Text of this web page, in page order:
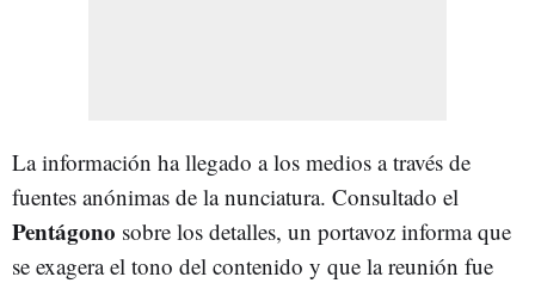
La información ha llegado a los medios a través de
fuentes anónimas de la nunciatura. Consultado el
Pentágono sobre los detalles, un portavoz informa que
se exagera el tono del contenido y que la reunión fue